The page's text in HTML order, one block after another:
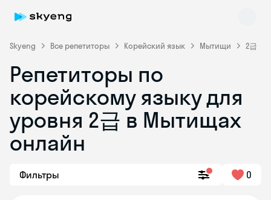
Skyeng Все репетиторы Корейский язык Мытищи 2급
Репетиторы по
корейскому языку для
уровня 2급 в Мытищах
онлайн
Фильтры 0
Skyeng Chat